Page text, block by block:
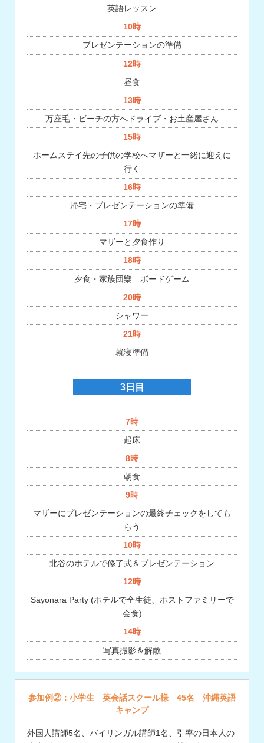
英語レッスン
10時
プレゼンテーションの準備
12時
昼食
13時
万座毛・ビーチの方へドライブ・お土産屋さん
15時
ホームステイ先の子供の学校へマザーと一緒に迎えに
行く
16時
帰宅・プレゼンテーションの準備
17時
マザーと夕食作り
18時
夕食・家族団欒 ボードゲーム
20時
シャワー
21時
就寝準備
3日目
7時
起床
8時
朝食
9時
マザーにプレゼンテーションの最終チェックをしても
らう
10時
北谷のホテルで修了式＆プレゼンテーション
12時
Sayonara Party (ホテルで全生徒、ホストファミリーで
会食)
14時
写真撮影＆解散
参加例②：小学生 英会話スクール様 45名 沖縄英語
キャンプ
外国人講師5名、バイリンガル講師1名、引率の日本人の